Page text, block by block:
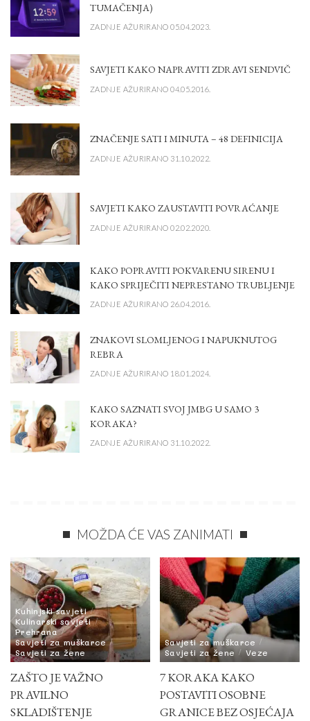
TUMAČENJA)
ZADNJE AŽURIRANO 05.04.2023.
SAVJETI KAKO NAPRAVITI ZDRAVI SENDVIČ
ZADNJE AŽURIRANO 04.05.2016.
ZNAČENJE SATI I MINUTA – 48 DEFINICIJA
ZADNJE AŽURIRANO 31.10.2022.
SAVJETI KAKO ZAUSTAVITI POVRAĆANJE
ZADNJE AŽURIRANO 02.02.2020.
KAKO POPRAVITI POKVARENU SIRENU I
KAKO SPRIJEČITI NEPRESTANO TRUBLJENJE
ZADNJE AŽURIRANO 26.04.2016.
ZNAKOVI SLOMLJENOG I NAPUKNUTOG
REBRA
ZADNJE AŽURIRANO 18.01.2024.
KAKO SAZNATI SVOJ JMBG U SAMO 3
KORAKA?
ZADNJE AŽURIRANO 31.10.2022.
MOŽDA ĆE VAS ZANIMATI
Kuhinjski savjeti
Kulinarski savjeti
Prehrana
Savjeti za muškarce
Savjeti za žene
ZAŠTO JE VAŽNO
PRAVILNO
SKLADIŠTENJE
Savjeti za muškarce
Savjeti za žene
Veze
7 KORAKA KAKO
POSTAVITI OSOBNE
GRANICE BEZ OSJEĆAJA